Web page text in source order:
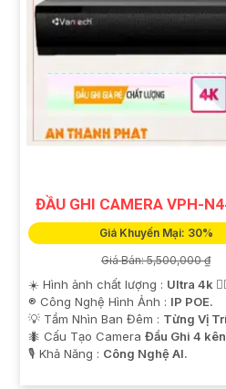
ĐẦU GHI CAMERA VPH-
Giá Khuyến Mại: 30%
Giá Bán: 5,500,000 ₫
☀️ Hình ảnh chất lượng : Ultra 4k
®️ Công Nghệ Hình Ảnh : IP POE.
💡 Tầm Nhìn Ban Đêm : Từng Vị
🐜 Cấu Tạo Camera Đầu Ghi 4
️🎙 Khả Năng : Công Nghệ AI.